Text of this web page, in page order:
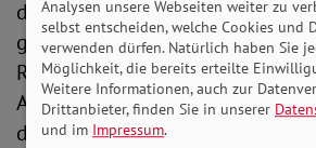
der Fortbestand von
gefährdet ist – ein Vorwurf, den
Reformgegner*innen häufig ins
Angedacht sind großzügige
die sich über Jahre erstrecken.
Analysen unsere Webseiten weiter zu
selbst entscheiden, welche Cookies und
verwenden dürfen. Natürlich haben Sie
Möglichkeit, die bereits erteilte
Weitere Informationen, auch zur
Drittanbieter, finden Sie in unserer
und im Impressum.